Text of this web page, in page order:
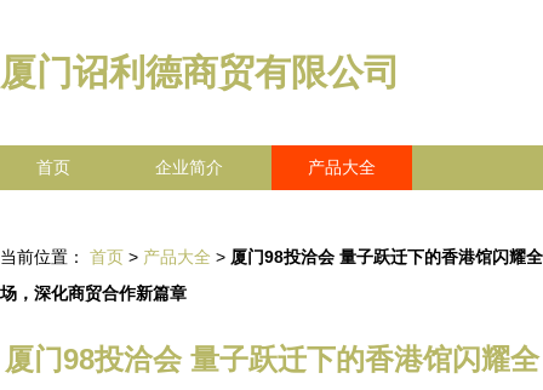
厦门诏利德商贸有限公司
首页 企业简介 产品大全
当前位置： 首页 > 产品大全 > 厦门98投洽会 量子跃迁下的香港馆闪耀全
场，深化商贸合作新篇章
厦门98投洽会 量子跃迁下的香港馆闪耀全